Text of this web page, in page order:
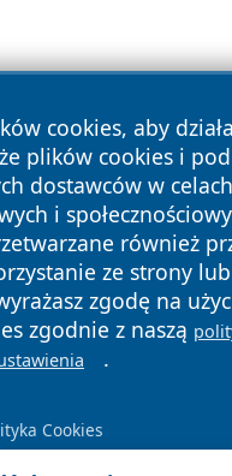
cookies, aby
plików cookies i
dostawców w celach
i
również
ze strony
zgodę na
zgodnie z naszą
.
Cookies